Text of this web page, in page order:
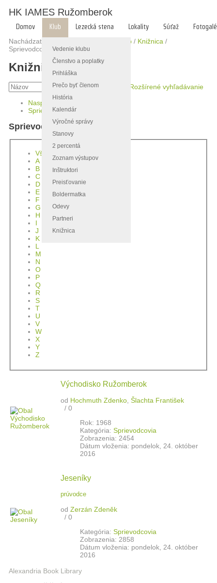
HK IAMES Ružomberok
Domov Klub
Vedenie klubu
Členstvo a poplatky
Prihláška
Prečo byť členom
História
Kalendár
Výročné správy
Stanovy
2 percentá
Zoznam výstupov
Inštruktori
Preisťovanie
Boldermatka
Odevy
Partneri
Knižnica
Lezecká stena Lokality Súťaž
Nachádzate sa tu:
Klub / Knižnica /
Sprievodcovia
Knižnica
Rozšírené vyhľadávanie
Naspäť
Sprievodcovia
Sprievodcovia
Všetko
A
B
C
D
E
F
G
H
I
J
K
L
M
N
O
P
Q
R
S
T
U
V
W
X
Y
Z
Východisko Ružomberok
od Hochmuth Zdenko Šlachta František
/ 0
Rok: 1968
Kategória: Sprievodcovia
Zobrazenia: 2454
Dátum vloženia: pondelok, 24. október
2016
Jeseníky
prúvodce
od Zerzán Zdeněk
/ 0
Kategória: Sprievodcovia
Zobrazenia: 2858
Dátum vloženia: pondelok, 24. október
2016
Alexandria Book Library